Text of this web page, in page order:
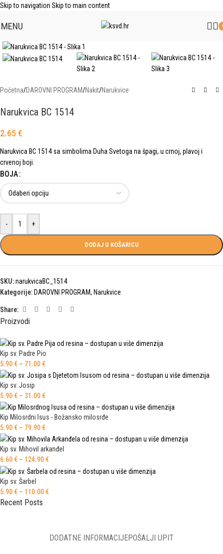
Skip to navigation Skip to main content
MENU
Početna/DAROVNI PROGRAM/Nakit/Narukvice
Narukvica BC 1514
2.65€
Narukvica BC 1514 sa simbolima Duha Svetoga na špagi, u crnoj, plavoj i
crvenoj boji.
BOJA
- +
DODAJ U KOŠARICU
SKU:narukvicaBC_1514
Kategorije: DAROVNI PROGRAM, Narukvice
Share:
Proizvodi
Kip sv. Padre Pio
5.90 € – 71.00 €
Kip sv. Josip
5.90 € – 31.00 €
Kip Milosrdni Isus - Božansko milosrđe
5.90 € – 79.90 €
Kip sv. Mihovil arkanđel
6.60 € – 124.90 €
Kip sv. Šarbel
5.90 € – 110.00 €
Recent Posts
DODATNE INFORMACIJEPOŠALJI UPIT